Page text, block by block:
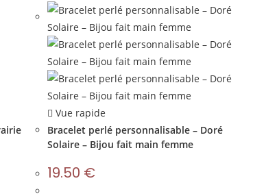
Vue rapide
Bracelet perlé personnalisable – Doré
Solaire – Bijou fait main femme
19.50 €